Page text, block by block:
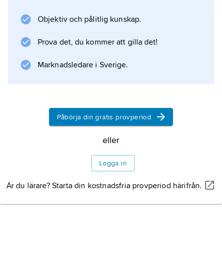
o.d. och bars stundom i en rem vid
Objektiv och pålitlig kunskap.
Prova det, du kommer att gilla det!
Marknadsledare i Sverige.
Påbörja din gratis provperiod
eller
Logga in
Är du lärare? Starta din kostnadsfria provperiod härifrån.